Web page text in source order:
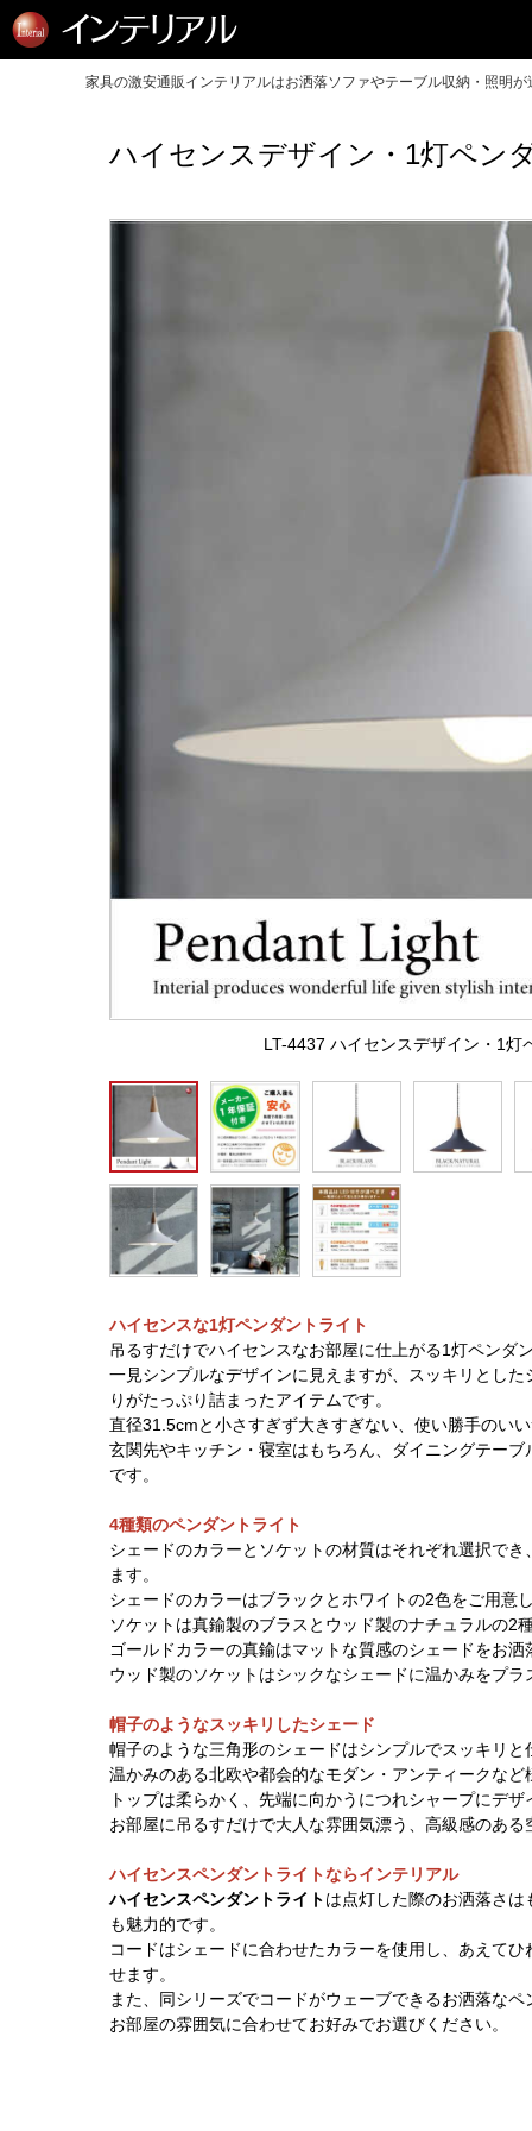
家具の激安通販インテリアルはお洒落ソファやテーブル収納・照明が
ハイセンスデザイン・1灯ペン
LT-4437 ハイセンスデザイン・1灯
ハイセンスな1灯ペンダントライト
吊るすだけでハイセンスなお部屋に仕上がる1灯ペンダ
一見シンプルなデザインに見えますが、スッキリとし
りがたっぷり詰まったアイテムです。
直径31.5cmと小さすぎず大きすぎない、使い勝手のい
玄関先やキッチン・寝室はもちろん、ダイニングテー
です。
4種類のペンダントライト
シェードのカラーとソケットの材質はそれぞれ選択で
ます。
シェードのカラーはブラックとホワイトの2色をご用意
ソケットは真鍮製のブラスとウッド製のナチュラルの2
ゴールドカラーの真鍮はマットな質感のシェードをお
ウッド製のソケットはシックなシェードに温かみをプ
帽子のようなスッキリしたシェード
帽子のような三角形のシェードはシンプルでスッキリ
温かみのある北欧や都会的なモダン・アンティークな
トップは柔らかく、先端に向かうにつれシャープにデ
お部屋に吊るすだけで大人な雰囲気漂う、高級感のある
ハイセンスペンダントライトならインテリアル
ハイセンスペンダントライトは点灯した際のお洒落さ
も魅力的です。
コードはシェードに合わせたカラーを使用し、あえて
せます。
また、同シリーズでコードがウェーブできるお洒落な
お部屋の雰囲気に合わせてお好みでお選びください。